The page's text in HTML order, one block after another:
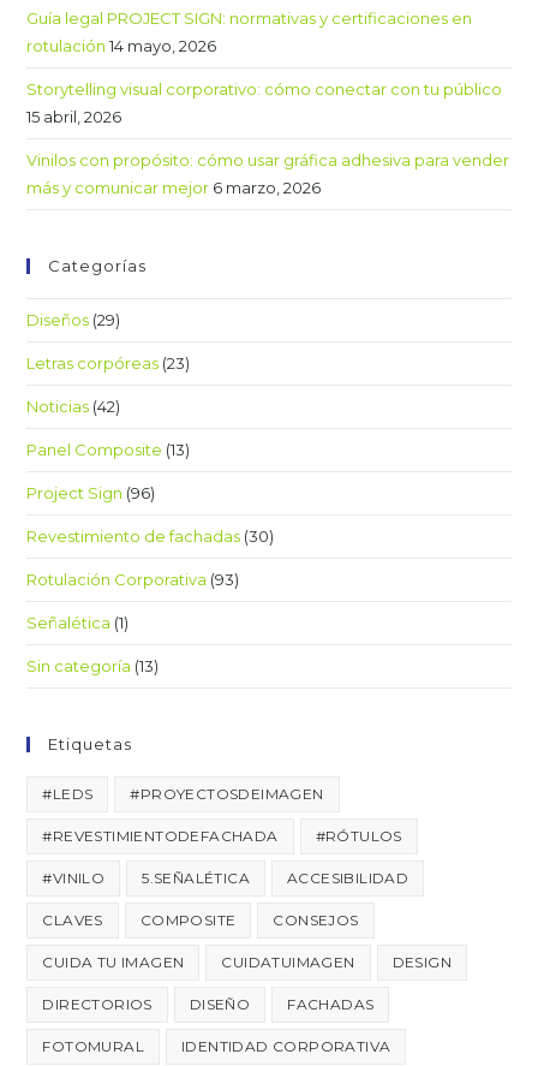
Guía legal PROJECT SIGN: normativas y certificaciones en
rotulación 14 mayo, 2026
Storytelling visual corporativo: cómo conectar con tu público
15 abril, 2026
Vinilos con propósito: cómo usar gráfica adhesiva para vender
más y comunicar mejor 6 marzo, 2026
Categorías
Diseños (29)
Letras corpóreas (23)
Noticias (42)
Panel Composite (13)
Project Sign (96)
Revestimiento de fachadas (30)
Rotulación Corporativa (93)
Señalética (1)
Sin categoría (13)
Etiquetas
#LEDS #PROYECTOSDEIMAGEN
#REVESTIMIENTODEFACHADA #RÓTULOS
#VINILO 5.SEÑALÉTICA ACCESIBILIDAD
CLAVES COMPOSITE CONSEJOS
CUIDA TU IMAGEN CUIDATUIMAGEN DESIGN
DIRECTORIOS DISEÑO FACHADAS
FOTOMURAL IDENTIDAD CORPORATIVA